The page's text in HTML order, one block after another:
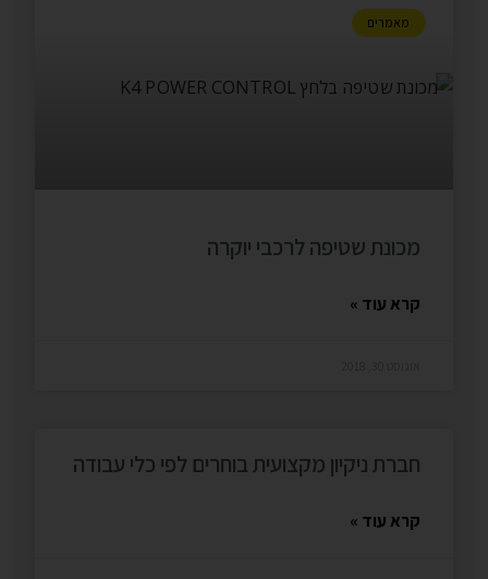
מאמרים
מכונת שטיפה לרכבי יוקרה
קרא עוד »
חברת ניקיון מקצועית בוחרים לפי כלי עבודה
קרא עוד »